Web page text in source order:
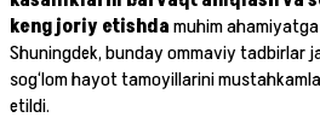
keng joriy etishdamuhim
Shuningdek, bunday ommaviy tadbirlar
sog‘lom hayot tamoyillarini
etildi.